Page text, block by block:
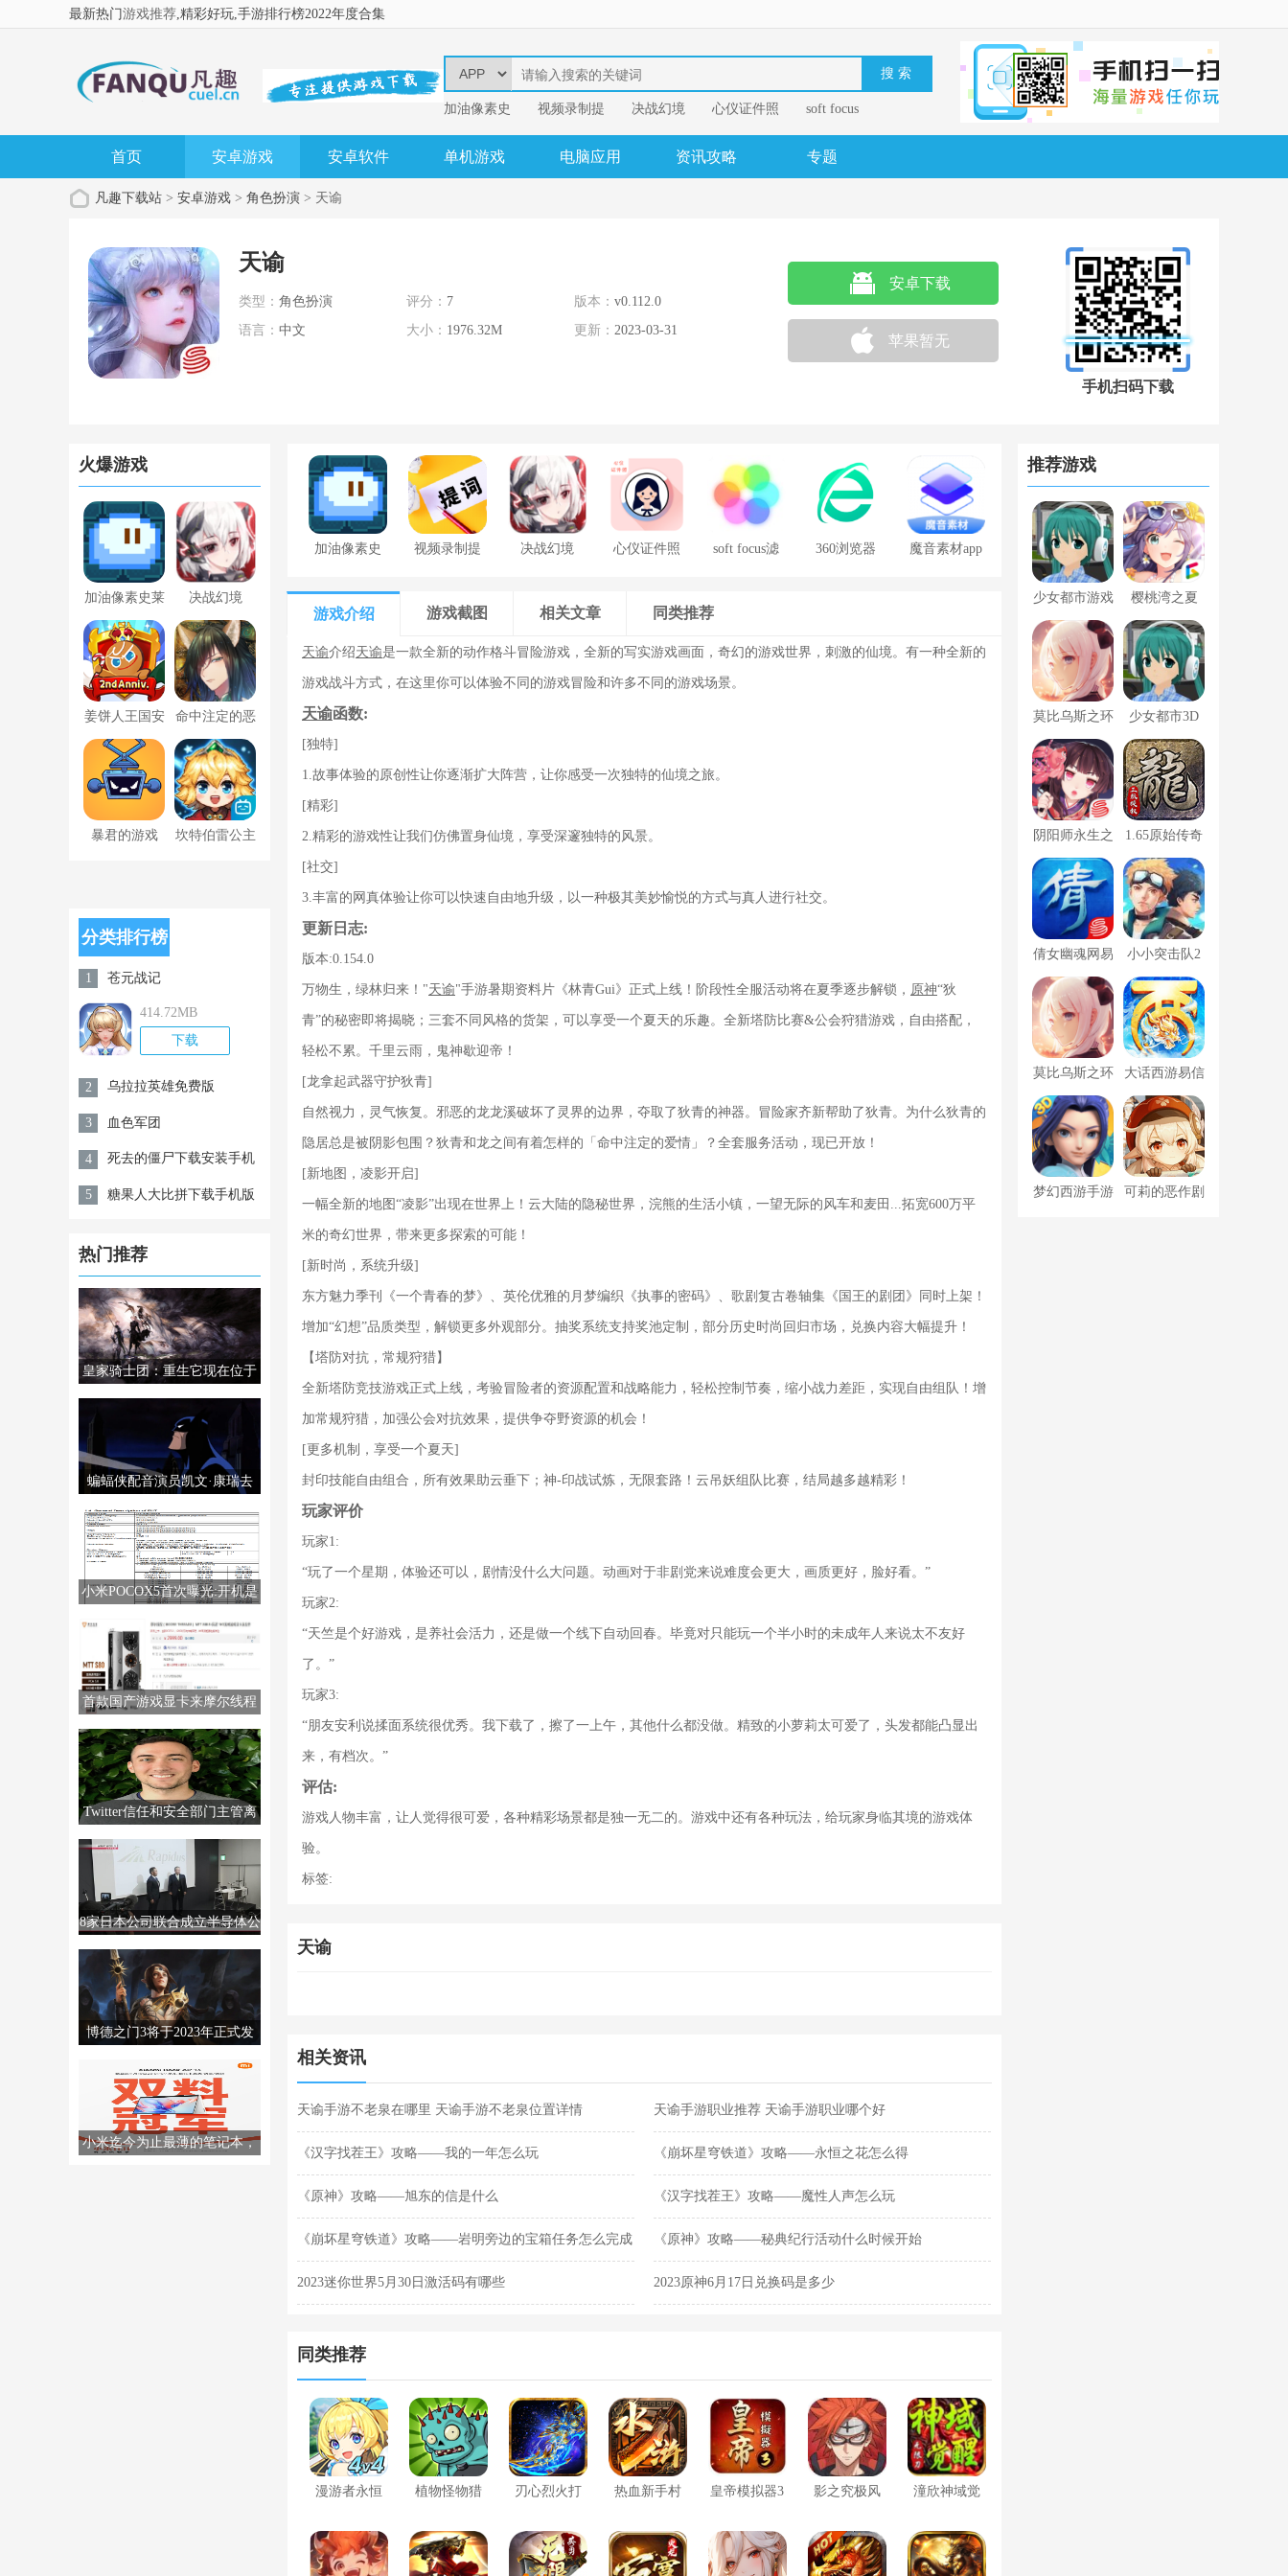
最新热门游戏推荐,精彩好玩,手游排行榜2022年度合集
加油像素史 视频录制提 决战幻境 心仪证件照
soft focus
幂果音频格
首页 安卓游戏 安卓软件 单机游戏 电脑应用 资讯攻略 专题
凡趣下载站 > 安卓游戏 > 角色扮演 > 天谕
天谕
类型： 角色扮演 评分： 7 版本： v0.112.0
语言： 中文 大小： 1976.32M 更新： 2023-03-31
安卓下载
苹果暂无
手机扫码下载
火爆游戏
加油像素史莱
姆下载最新版
决战幻境
姜饼人王国安
卓版
命中注定的恶
魔恋人手游
暴君的游戏 坎特伯雷公主
分类排行榜
1 苍元战记
414.72MB
下载
2 乌拉拉英雄免费版
3 血色军团
4 死去的僵尸下载安装手机
版
5 糖果人大比拼下载手机版
热门推荐
皇家骑士团：重生它现在位于
PS5/PS4/PC/NS上。
蝙蝠侠配音演员凯文·康瑞去
小米POCOX5首次曝光:开机是
首款国产游戏显卡来摩尔线程
MTTS80，售价2999元。
Twitter信任和安全部门主管离
职，销售经理撤回辞呈
8家日本公司联合成立半导体公
司Rapidus，制造高级芯片。
博德之门3将于2023年正式发
小米迄今为止最薄的笔记本，
加油像素史
新版
视频录制提 决战幻境 心仪证件照 soft focus滤 360浏览器 魔音素材app
游戏介绍 游戏截图 相关文章 同类推荐
天谕介绍天谕是一款全新的动作格斗冒险游戏，全新的写实游戏画面，奇幻的游戏世界，刺激的仙境。有一种全新的
游戏战斗方式，在这里你可以体验不同的游戏冒险和许多不同的游戏场景。
天谕函数:
[独特]
1.故事体验的原创性让你逐渐扩大阵营，让你感受一次独特的仙境之旅。
[精彩]
2.精彩的游戏性让我们仿佛置身仙境，享受深邃独特的风景。
[社交]
3.丰富的网真体验让你可以快速自由地升级，以一种极其美妙愉悦的方式与真人进行社交。
更新日志:
版本:0.154.0
万物生，绿林归来！"天谕"手游暑期资料片《林青Gui》正式上线！阶段性全服活动将在夏季逐步解锁， 原神“狄
青”的秘密即将揭晓；三套不同风格的货架，可以享受一个夏天的乐趣。全新塔防比赛&公会狩猎游戏，自由搭配，
轻松不累。千里云雨，鬼神歇迎帝！
[龙拿起武器守护狄青]
自然视力，灵气恢复。邪恶的龙龙溪破坏了灵界的边界，夺取了狄青的神器。冒险家齐新帮助了狄青。为什么狄青的
隐居总是被阴影包围？狄青和龙之间有着怎样的「命中注定的爱情」？全套服务活动，现已开放！
[新地图，凌影开启]
一幅全新的地图“凌影”出现在世界上！云大陆的隐秘世界，浣熊的生活小镇，一望无际的风车和麦田...拓宽600万平
米的奇幻世界，带来更多探索的可能！
[新时尚，系统升级]
东方魅力季刊《一个青春的梦》、英伦优雅的月梦编织《执事的密码》、歌剧复古卷轴集《国王的剧团》同时上架！
增加“幻想”品质类型，解锁更多外观部分。抽奖系统支持奖池定制，部分历史时尚回归市场，兑换内容大幅提升！
【塔防对抗，常规狩猎】
全新塔防竞技游戏正式上线，考验冒险者的资源配置和战略能力，轻松控制节奏，缩小战力差距，实现自由组队！增
加常规狩猎，加强公会对抗效果，提供争夺野资源的机会！
[更多机制，享受一个夏天]
封印技能自由组合，所有效果助云垂下；神-印战试炼，无限套路！云吊妖组队比赛，结局越多越精彩！
玩家评价
玩家1:
“玩了一个星期，体验还可以，剧情没什么大问题。动画对于非剧党来说难度会更大，画质更好，脸好看。”
玩家2:
“天竺是个好游戏，是养社会活力，还是做一个线下自动回春。毕竟对只能玩一个半小时的未成年人来说太不友好
了。”
玩家3:
“朋友安利说揉面系统很优秀。我下载了，擦了一上午，其他什么都没做。精致的小萝莉太可爱了，头发都能凸显出
来，有档次。”
评估:
游戏人物丰富，让人觉得很可爱，各种精彩场景都是独一无二的。游戏中还有各种玩法，给玩家身临其境的游戏体
验。
标签:
天谕
相关资讯
天谕手游不老泉在哪里 天谕手游不老泉位置详情 天谕手游职业推荐 天谕手游职业哪个好
《汉字找茬王》攻略——我的一年怎么玩 《崩坏星穹铁道》攻略——永恒之花怎么得
《原神》攻略——旭东的信是什么 《汉字找茬王》攻略——魔性人声怎么玩
《崩坏星穹铁道》攻略——岩明旁边的宝箱任务怎么完成 《原神》攻略——秘典纪行活动什么时候开始
2023迷你世界5月30日激活码有哪些 2023原神6月17日兑换码是多少
同类推荐
漫游者永恒 植物怪物猎 刃心烈火打 热血新手村
充
皇帝模拟器3 影之究极风 潼欣神域觉
推荐游戏
少女都市游戏 樱桃湾之夏
莫比乌斯之环
游戏
少女都市3D
最新版
阴阳师永生之
海
1.65原始传奇
倩女幽魂网易
版
小小突击队2
莫比乌斯之环
手机版
大话西游易信
版
梦幻西游手游 可莉的恶作剧